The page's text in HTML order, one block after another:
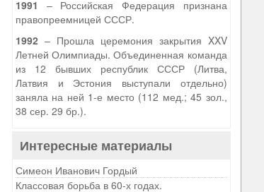
1991 – Российская Федерация признана
правопреемницей СССР.
1992– Прошла церемония закрытия XXV
Летней Олимпиады. Объединенная команда
из 12 бывших республик СССР (Литва,
Латвия и Эстония выступали отдельно)
заняла на ней 1-е место (112 мед.; 45 зол.,
38 сер. 29 бр.).
Интересные материалы
Симеон Иванович Гордый
Классовая борьба в 60-х годах.